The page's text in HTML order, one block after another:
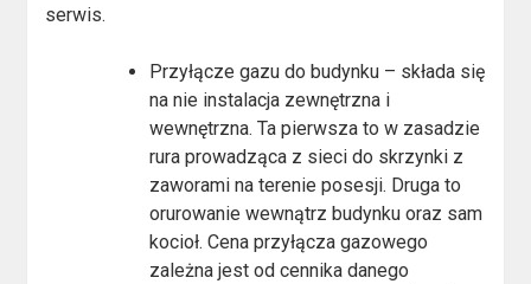
serwis.
Przyłącze gazu do budynku – składa się
na nie instalacja zewnętrzna i
wewnętrzna. Ta pierwsza to w zasadzie
rura prowadząca z sieci do skrzynki z
zaworami na terenie posesji. Druga to
orurowanie wewnątrz budynku oraz sam
kocioł. Cena przyłącza gazowego
zależna jest od cennika danego